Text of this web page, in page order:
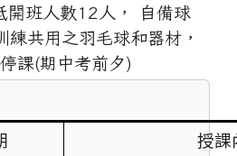
開班人數12人， 自備球
練共用之羽毛球和器材，
課(期中考前夕)
授課